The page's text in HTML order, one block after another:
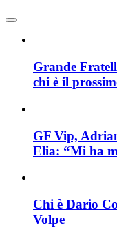
Grande
chi è il
GF Vip,
Elia: “Mi ha
Chi è Dario
Volpe